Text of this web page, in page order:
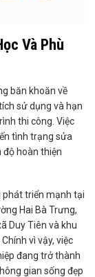
Và Phù
băn khoăn về
sử dụng và hạn
thi công. Việc
tình trạng sửa
độ hoàn thiện
phát triển mạnh tại
Hai Bà Trưng,
Duy Tiên và khu
vì vậy, việc
đang trở thành
gian sống đẹp